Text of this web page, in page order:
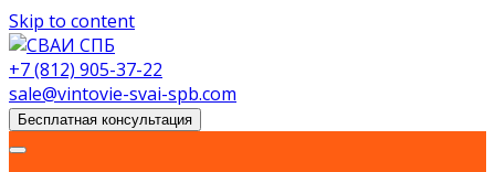
Skip to content
+7 (812) 905-37-22
sale@vintovie-svai-spb.com
Бесплатная консультация